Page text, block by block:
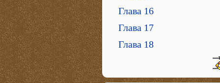
Глава 16
Глава 17
Глава 18